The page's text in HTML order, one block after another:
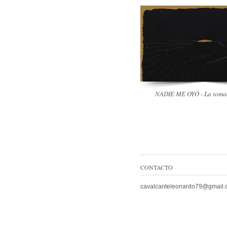
negra y recostada, se inscribe
módulo ortogonal suspendido
intenta contener lo inasible.
el peso del cuerpo y su estado
señala un momento de pausa,
espera....
La serié "Nadie me oyó"
un tiempo que podría estar
punzantes, se logra vislumbrar
oculta detras de la materia
NADIE ME OYÓ - La
CONTACTO